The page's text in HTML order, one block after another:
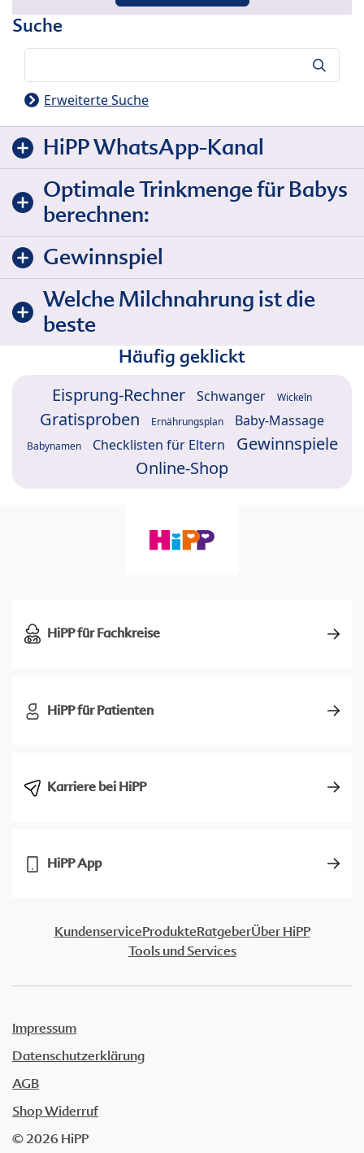
Suche
Erweiterte Suche
HiPP WhatsApp-Kanal
Optimale Trinkmenge für Babys
berechnen:
Gewinnspiel
Welche Milchnahrung ist die
beste
Häufig geklickt
Eisprung-Rechner Schwanger Wickeln
Gratisproben Ernährungsplan Baby-Massage
Babynamen Checklisten für Eltern
Gewinnspiele
Online-Shop
HiPP für Fachkreise
HiPP für Patienten
Karriere bei HiPP
HiPP App
KundenserviceProdukteRatgeberÜber HiPP
Tools und Services
Impressum
Datenschutzerklärung
AGB
Shop Widerruf
© 2026 HiPP